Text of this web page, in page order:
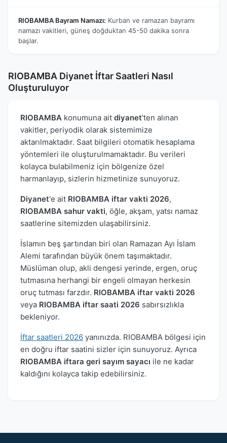
RIOBAMBA Bayram Namazı: Kurban ve ramazan bayramı
namazı vakitleri, güneş doğduktan 45-50 dakika sonra
başlar.
RIOBAMBA Diyanet İftar Saatleri Nasıl
Oluşturuluyor
RIOBAMBA konumuna ait diyanet'ten alınan
vakitler, periyodik olarak sistemimize
aktarılmaktadır. Saat bilgileri otomatik hesaplama
yöntemleri ile oluşturulmamaktadır. Bu verileri
kolayca bulabilmeniz için bölgenize özel
harmanlayıp, sizlerin hizmetinize sunuyoruz.
Diyanet'e ait RIOBAMBA iftar vakti 2026,
RIOBAMBA sahur vakti, öğle, akşam, yatsı namaz
saatlerine sitemizden ulaşabilirsiniz.
İslamın beş şartından biri olan Ramazan Ayı İslam
Alemi tarafından büyük önem taşımaktadır.
Müslüman olup, akli dengesi yerinde, ergen, oruç
tutmasına herhangi bir engeli olmayan herkesin
oruç tutması farzdır. RIOBAMBA iftar vakti 2026
veya RIOBAMBA iftar saati 2026 sabırsızlıkla
bekleniyor.
İftar saatleri 2026 yanınızda. RIOBAMBA bölgesi için
en doğru iftar saatini sizler için sunuyoruz. Ayrıca
RIOBAMBA iftara geri sayım sayacı ile ne kadar
kaldığını kolayca takip edebilirsiniz.